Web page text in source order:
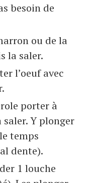
besoin de
ou de la
la saler.
l’oeuf avec
porter à
Y plonger
temps
dente).
1 louche